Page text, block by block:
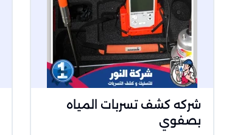
شركه كشف تسربات المياه
بصفوي